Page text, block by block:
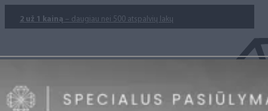
2 už 1 kainą – daugiau nei 500 atspalvių lakų